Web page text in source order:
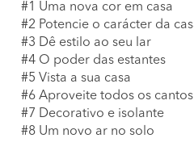
#1 Uma nova cor em casa
#2 Potencie o carácter da
#3 Dê estilo ao seu lar
#4 O poder das estantes
#5 Vista a sua casa
#6 Aproveite todos os cantos
#7 Decorativo e isolante
#8 Um novo ar no solo